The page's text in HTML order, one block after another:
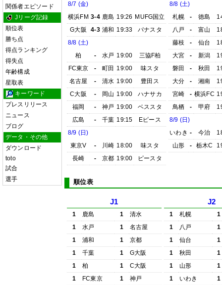
関係者エピソード
Jリーグ記録
順位表
勝ち点
得点ランキング
得失点
年齢構成
星取表
キーワード
プレスリリース
ニュース
ブログ
データ・その他
ダウンロード
toto
試合
選手
8/7 (金)
横浜FM 3-4 鹿島 19:26 MUFG国立
G大阪
4-3 浦和 19:33
パナスタ
8/8 (土)
柏
- 水戸 19:00
三協F柏
FC東京
- 町田 19:00
味スタ
名古屋
- 清水 19:00
豊田ス
C大阪
- 岡山 19:00
ハナサカ
福岡
- 神戸 19:00
ベススタ
広島
- 千葉 19:15
Eピース
8/9 (日)
東京V
- 川崎 18:00
味スタ
長崎
- 京都 19:00 ピースタ
8/8 (土)
札幌
- 徳島
八戸
- 富山
藤枝
- 仙台
大宮
- 新潟
磐田
- 秋田
大分
- 湘南
宮崎
- 横浜FC
鳥栖
- 甲府
8/9 (日)
いわき - 今治
山形
- 栃木C
順位表
J1
1 鹿島 1
清水
1
水戸 1
名古屋
1
浦和 1
京都
1
千葉 1
G大阪
1
柏 1
C大阪
1
FC東京 1
神戸
J2
1 札幌
1
1
八戸
1
1
仙台
1
1
秋田
1
1
山形
1
1
いわき
1